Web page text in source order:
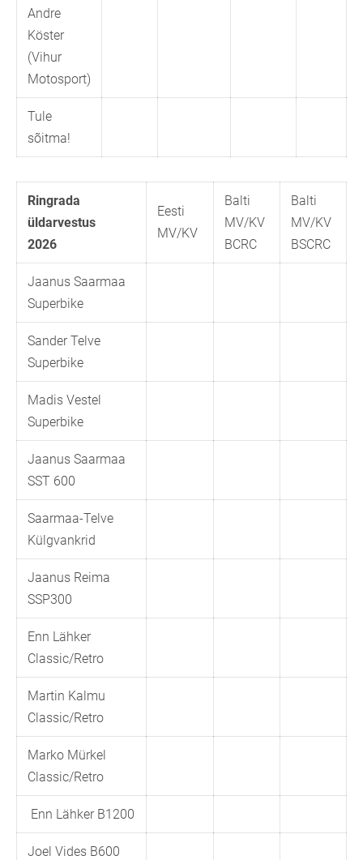
Andre
Köster
(Vihur
Motosport)
Tule
sõitma!
Ringrada
üldarvestus
2026
Eesti
MV/KV
Balti
MV/KV
BCRC
Balti
MV/KV
BSCRC
Jaanus Saarmaa
Superbike
Sander Telve
Superbike
Madis Vestel
Superbike
Jaanus Saarmaa
SST 600
Saarmaa-Telve
Külgvankrid
Jaanus Reima
SSP300
Enn Lähker
Classic/Retro
Martin Kalmu
Classic/Retro
Marko Mürkel
Classic/Retro
Enn Lähker B1200
Joel Vides B600